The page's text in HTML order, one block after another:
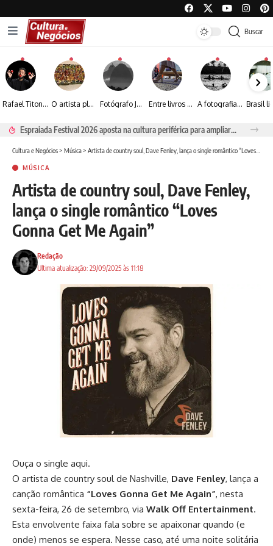
Buscar
Rafael Titonelly leva magia e acolhimento a crianças em tratamento oncológico em Juiz de Fora O artista plástico Jorge Luiz transforma sustentabilidade e criatividade em arte contemporânea Fotógrafo José Roberto apresenta um olhar sensível sobre arquitetura, formas e luz na fotografia Entre livros e fotografia autoral, Sebastião Reis consolida uma trajetória marcada pelo olhar artístico A fotografia contemporânea de Cynthia Feyh Jappur entre luz, movimento e arte
Espraiada Festival 2026 aposta na cultura periférica para ampliar oportunidades na zona sul
Cultura e Negócios> Música> Artista de country soul, Dave Fenley, lança o single romântico “Loves Gonna Get Me Again”
MÚSICA
Artista de country soul, Dave Fenley,
lança o single romântico “Loves
Gonna Get Me Again”
Ultima atualização: 29/09/2025 às 11:18
Redação
Ouça o single aqui.
O artista de country soul de Nashville, Dave Fenley, lança a
canção romântica “Loves Gonna Get Me Again”, nesta
sexta-feira, 26 de setembro, via Walk Off Entertainment.
Esta envolvente faixa fala sobre se apaixonar quando (e
onde) menos se espera. Nesse caso, até uma noite solitária